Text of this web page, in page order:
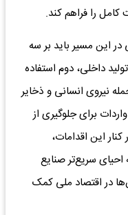
را فراهم کند.
این مسیر باید بر سه
داخلی، دوم استفاده
نیروی انسانی و ذخایر
برای جلوگیری از
کنار این اقدامات،
سریع‌تر صنایع
در اقتصاد ملی کمک